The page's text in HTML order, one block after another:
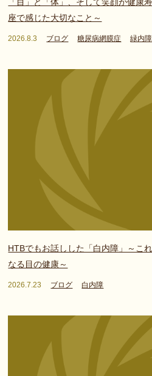
座で感じた大切なこと～
2026.8.3 ブログ 糖尿病網膜症 緑内障
HTBでもお話しした「白内障」～こ
なる目の健康～
2026.7.23 ブログ 白内障